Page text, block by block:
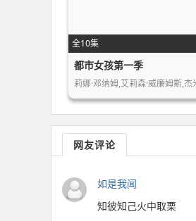
全10集
都市女孩第一季
网友评论
如是我闻
知彼知己火中取栗